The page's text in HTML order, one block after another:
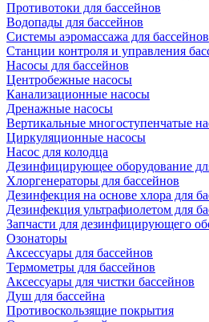
Противотоки для бассейнов
Водопады для бассейнов
Системы аэромассажа для бассейнов
Станции контроля и управления
Насосы для бассейнов
Центробежные насосы
Канализационные насосы
Дренажные насосы
Вертикальные многоступенчатые
Циркуляционные насосы
Насос для колодца
Дезинфицирующее оборудование
Хлоргенераторы для бассейнов
Дезинфекция на основе хлора для
Дезинфекция ультрафиолетом для
Запчасти для дезинфицирующего
Озонаторы
Аксессуары для бассейнов
Термометры для бассейнов
Аксессуары для чистки бассейнов
Душ для бассейна
Противоскользящие покрытия